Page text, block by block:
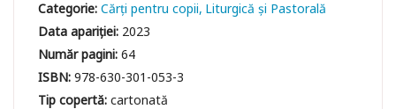
Categorie:Cărți pentru copii Liturgică şi Pastorală
Data apariției: 2023
Număr pagini:64
ISBN:978-630-301-053-3
Tip copertă:cartonată